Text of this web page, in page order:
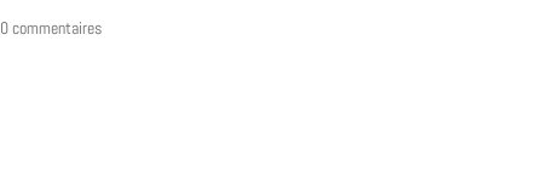
0 commentaires